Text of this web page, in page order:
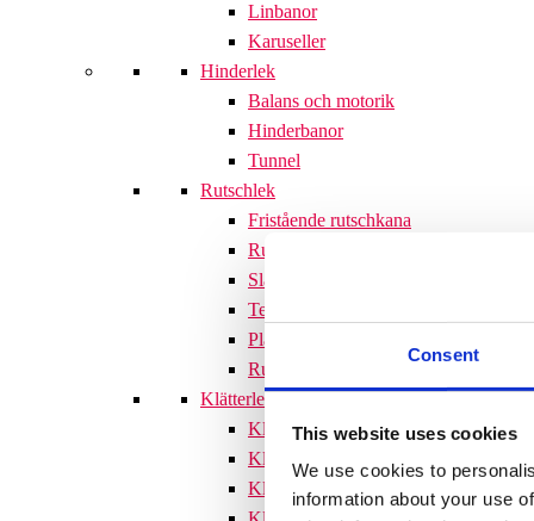
Consent
This website uses cookies
We use cookies to
information about your use
Linbanor
Karuseller
Hinderlek
Balans och motorik
Hinderbanor
Tunnel
Rutschlek
Fristående rutschkana
Rutschkanor till lekställningar
Släntrutschkana
Terrängtrappor
Plattformar
Rutschlek tillbehör
Klätterlek
Klätterställningar
Klätterställning med rutschkana
Klätternät